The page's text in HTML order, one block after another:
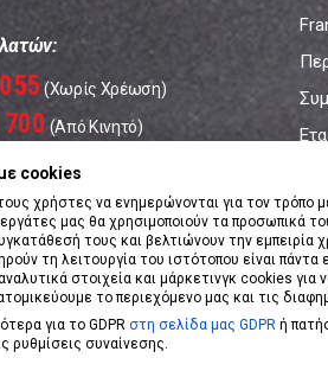
(Χωρίς Χρέωση)
(Από Κινητό)
08:00 - 17:00
cookies
χρήστες να ενημερώνονται για τον τρόπο
μας θα χρησιμοποιούν τα προσωπικά
τους και βελτιώνουν την εμπειρία
τη λειτουργία του ιστότοπου είναι πάντα
στοιχεία και μάρκετινγκ cookies για
το περιεχόμενο μας και τις
για το GDPR στη σελίδα μας GDPR ή
ρυθμίσεις συναίνεσης.